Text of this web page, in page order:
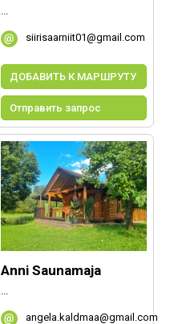
siirisaarniit01@gmail.com
ДОБАВИТЬ К МАРШРУТУ
Отправить запрос
Anni Saunamaja
angela.kaldmaa@gmail.com